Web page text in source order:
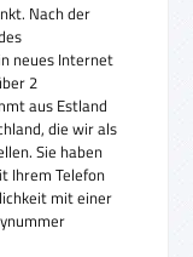
Nach der
neues Internet
2
aus Estland
die wir als
Sie haben
Ihrem Telefon
mit einer